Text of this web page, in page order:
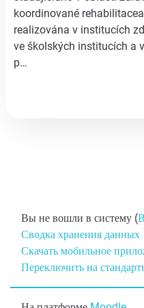
koordinované
realizována v institucích
ve školských institucích a
p…
Вы не вошли в систему (
Сводка хранения данных
Скачать мобильное
Переключить на